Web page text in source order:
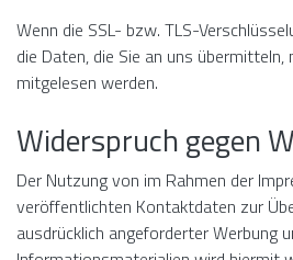
Wenn die SSL- bzw. TLS-
die Daten, die Sie an uns
mitgelesen werden.
Widerspruch gegen
Der Nutzung von im Rahmen der
veröffentlichten Kontaktdaten zur
ausdrücklich angeforderter Werbung